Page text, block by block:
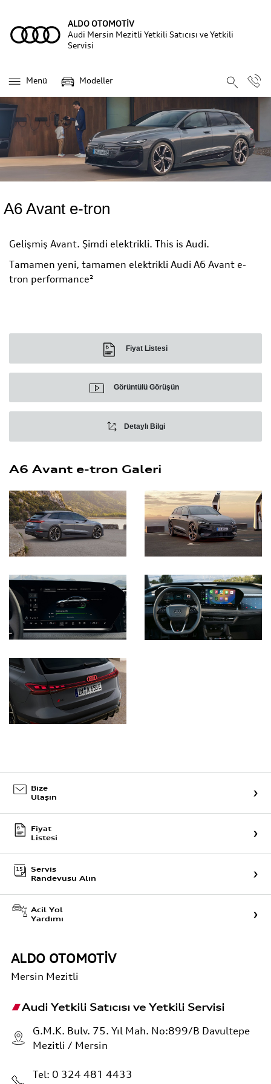
ALDO OTOMOTİV
Audi Mersin Mezitli Yetkili Satıcısı ve Yetkili
Servisi
Menü Modeller
A6 Avant e-tron
Gelişmiş Avant. Şimdi elektrikli. This is Audi.
Tamamen yeni, tamamen elektrikli Audi A6 Avant e-
tron performance²
Fiyat Listesi
Görüntülü Görüşün
Detaylı Bilgi
A6 Avant e-tron Galeri
Bize
Ulaşın
Fiyat
Listesi
Servis
Randevusu Alın
Acil Yol
Yardımı
ALDO OTOMOTİV
Mersin Mezitli
Audi Yetkili Satıcısı ve Yetkili Servisi
G.M.K. Bulv. 75. Yıl Mah. No:899/B Davultepe
Mezitli / Mersin
Tel: 0 324 481 4433